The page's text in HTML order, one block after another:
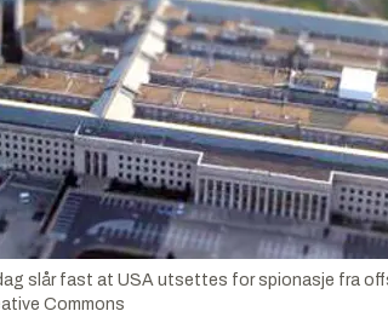
slår fast at USA utsettes for spionasje fra
Commons